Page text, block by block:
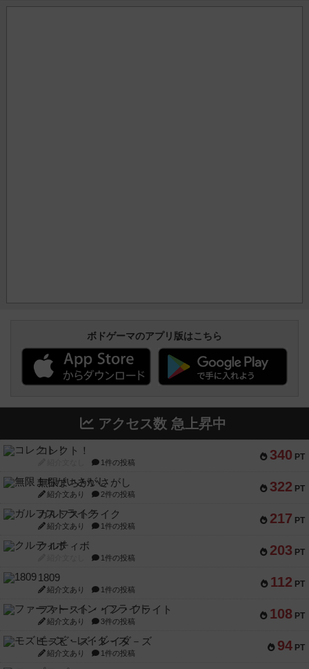
ボドゲーマのアプリ版はこちら
アクセス数 急上昇中
340 PT
コレクト！
1件の投稿
322 PT
無限まちがいさがし
紹介文あり 2件の投稿
217 PT
ガルフストライク
紹介文あり 1件の投稿
203 PT
クルティボ
1件の投稿
112 PT
1809
紹介文あり 1件の投稿
108 PT
ファースト・イン・フライト
紹介文あり 3件の投稿
94 PT
モズビ－ズ・レイダ－ズ
紹介文あり 1件の投稿